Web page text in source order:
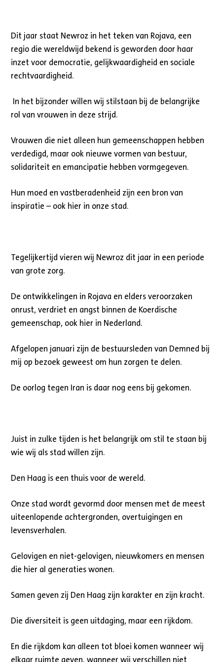
Dit jaar staat Newroz in het teken van Rojava, een
regio die wereldwijd bekend is geworden door haar
inzet voor democratie, gelijkwaardigheid en sociale
rechtvaardigheid.
In het bijzonder willen wij stilstaan bij de belangrijke
rol van vrouwen in deze strijd.
Vrouwen die niet alleen hun gemeenschappen hebben
verdedigd, maar ook nieuwe vormen van bestuur,
solidariteit en emancipatie hebben vormgegeven.
Hun moed en vastberadenheid zijn een bron van
inspiratie – ook hier in onze stad.
Tegelijkertijd vieren wij Newroz dit jaar in een periode
van grote zorg.
De ontwikkelingen in Rojava en elders veroorzaken
onrust, verdriet en angst binnen de Koerdische
gemeenschap, ook hier in Nederland.
Afgelopen januari zijn de bestuursleden van Demned bij
mij op bezoek geweest om hun zorgen te delen.
De oorlog tegen Iran is daar nog eens bij gekomen.
Juist in zulke tijden is het belangrijk om stil te staan bij
wie wij als stad willen zijn.
Den Haag is een thuis voor de wereld.
Onze stad wordt gevormd door mensen met de meest
uiteenlopende achtergronden, overtuigingen en
levensverhalen.
Gelovigen en niet-gelovigen, nieuwkomers en mensen
die hier al generaties wonen.
Samen geven zij Den Haag zijn karakter en zijn kracht.
Die diversiteit is geen uitdaging, maar een rijkdom.
En die rijkdom kan alleen tot bloei komen wanneer wij